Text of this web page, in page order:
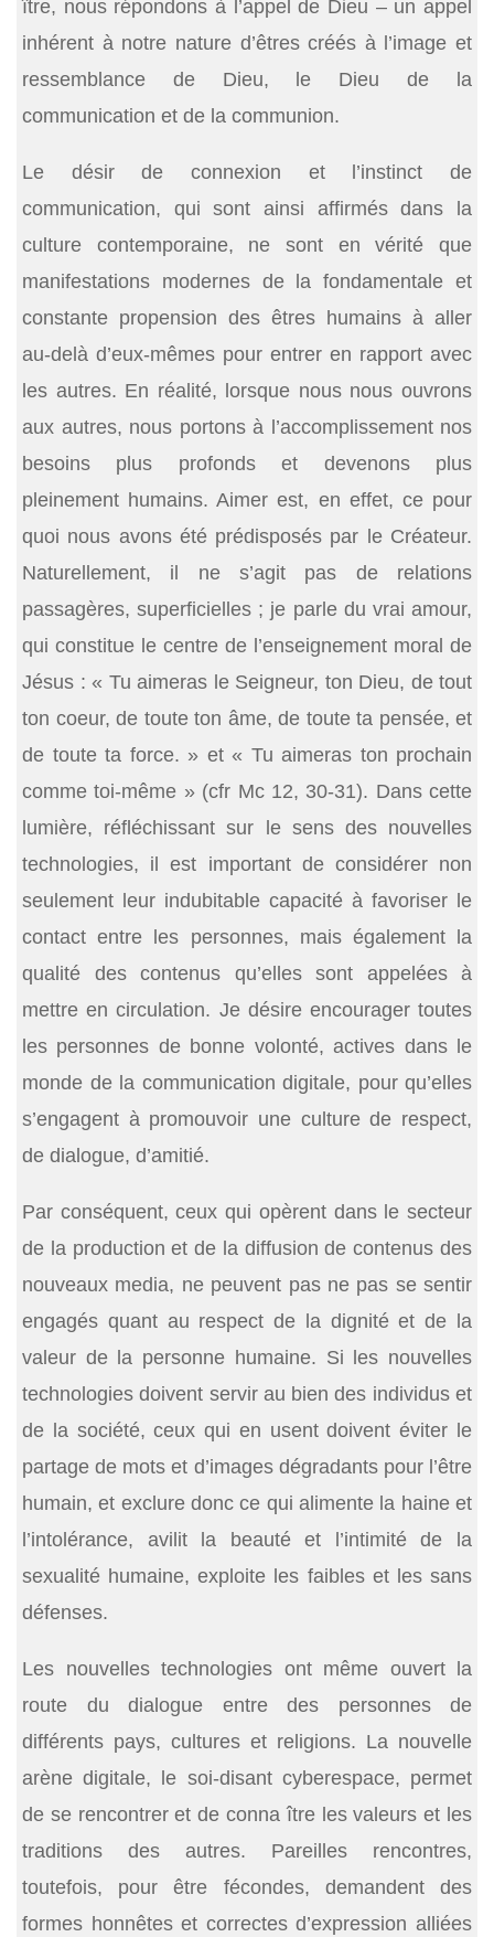
ître, nous répondons à l’appel de Dieu – un appel
inhérent à notre nature d’êtres créés à l’image et
ressemblance de Dieu, le Dieu de la
communication et de la communion.
Le désir de connexion et l’instinct de
communication, qui sont ainsi affirmés dans la
culture contemporaine, ne sont en vérité que
manifestations modernes de la fondamentale et
constante propension des êtres humains à aller
au-delà d’eux-mêmes pour entrer en rapport avec
les autres. En réalité, lorsque nous nous ouvrons
aux autres, nous portons à l’accomplissement nos
besoins plus profonds et devenons plus
pleinement humains. Aimer est, en effet, ce pour
quoi nous avons été prédisposés par le Créateur.
Naturellement, il ne s’agit pas de relations
passagères, superficielles ; je parle du vrai amour,
qui constitue le centre de l’enseignement moral de
Jésus : « Tu aimeras le Seigneur, ton Dieu, de tout
ton coeur, de toute ton âme, de toute ta pensée, et
de toute ta force. » et « Tu aimeras ton prochain
comme toi-même » (cfr Mc 12, 30-31). Dans cette
lumière, réfléchissant sur le sens des nouvelles
technologies, il est important de considérer non
seulement leur indubitable capacité à favoriser le
contact entre les personnes, mais également la
qualité des contenus qu’elles sont appelées à
mettre en circulation. Je désire encourager toutes
les personnes de bonne volonté, actives dans le
monde de la communication digitale, pour qu’elles
s’engagent à promouvoir une culture de respect,
de dialogue, d’amitié.
Par conséquent, ceux qui opèrent dans le secteur
de la production et de la diffusion de contenus des
nouveaux media, ne peuvent pas ne pas se sentir
engagés quant au respect de la dignité et de la
valeur de la personne humaine. Si les nouvelles
technologies doivent servir au bien des individus et
de la société, ceux qui en usent doivent éviter le
partage de mots et d’images dégradants pour l’être
humain, et exclure donc ce qui alimente la haine et
l’intolérance, avilit la beauté et l’intimité de la
sexualité humaine, exploite les faibles et les sans
défenses.
Les nouvelles technologies ont même ouvert la
route du dialogue entre des personnes de
différents pays, cultures et religions. La nouvelle
arène digitale, le soi-disant cyberespace, permet
de se rencontrer et de conna ître les valeurs et les
traditions des autres. Pareilles rencontres,
toutefois, pour être fécondes, demandent des
formes honnêtes et correctes d’expression alliées